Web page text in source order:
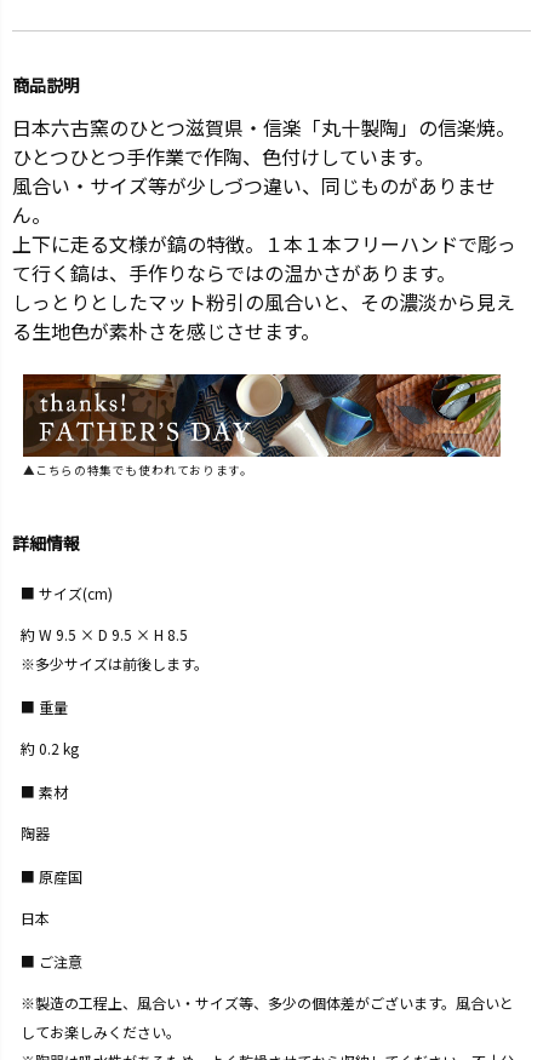
商品説明
日本六古窯のひとつ滋賀県・信楽「丸十製陶」の信楽焼。
ひとつひとつ手作業で作陶、色付けしています。
風合い・サイズ等が少しづつ違い、同じものがありませ
ん。
上下に走る文様が鎬の特徴。１本１本フリーハンドで彫っ
て行く鎬は、手作りならではの温かさがあります。
しっとりとしたマット粉引の風合いと、その濃淡から見え
る生地色が素朴さを感じさせます。
▲こちらの特集でも使われております。
詳細情報
サイズ(cm)
約 W 9.5 × D 9.5 × H 8.5
※多少サイズは前後します。
重量
約 0.2 kg
素材
陶器
原産国
日本
ご注意
※製造の工程上、風合い・サイズ等、多少の個体差がございます。風合いと
してお楽しみください。